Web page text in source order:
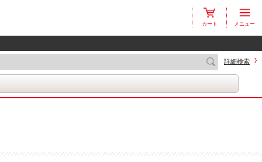
カート メニュー
詳細検索